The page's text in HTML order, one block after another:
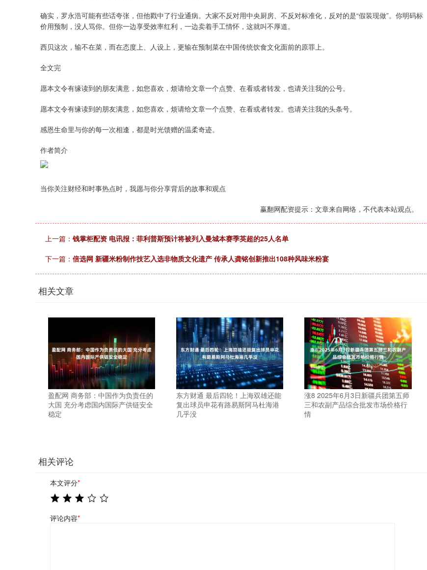
确实，罗永浩可能有些话夸张，但他戳中了行业通病。大家不反对用中央厨房、不反对标准化，反对的是“假装现做”。你明码标
价用预制，没人骂你。但你一边享受效率红利，一边卖着手工情怀，这就叫不厚道。
西贝这次，输不在菜，而在态度上、人设上，更输在预制菜在中国传统饮食文化面前的原罪上。
全文完
愿本文令有缘读到的朋友满意，如您喜欢，烦请给文章一个点赞、在看或者转发，也请关注我的公号。
愿本文令有缘读到的朋友满意，如您喜欢，烦请给文章一个点赞、在看或者转发。也请关注我的头条号。
感恩生命里与你的每一次相逢，都是时光馈赠的温柔奇迹。
作者简介
当你关注财经和时事热点时，我愿与你分享背后的故事和观点
赢翻网配资提示：文章来自网络，不代表本站观点。
上一篇： 钱掌柜配资 电讯报：菲利普斯预计将被列入曼城本赛季英超的25人名单
下一篇： 倍选网 新疆米粉制作技艺入选非物质文化遗产 传承人龚铭创新推出108种风味米粉宴
相关文章
盈配网 商务部：中国作为负责任的
大国 充分考虑国内国际产供链安全
稳定
东方财通 最后四轮！上海双雄还能
复出球员申花有路易斯阿马杜海港
几乎没
涨8 2025年6月3日新疆兵团第五师
三和农副产品综合批发市场价格行
情
相关评论
本文评分*
评论内容*